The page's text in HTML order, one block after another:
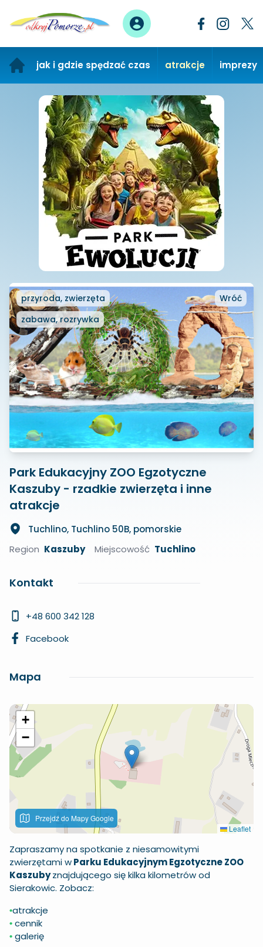
jak i gdzie spędzać czas atrakcje imprezy
przyroda, zwierzęta
zabawa, rozrywka
Wróć
Park Edukacyjny ZOO Egzotyczne
Kaszuby - rzadkie zwierzęta i inne
atrakcje
Tuchlino, Tuchlino 50B, pomorskie
Region Kaszuby Miejscowość Tuchlino
Kontakt
+48 600 342 128
Facebook
Mapa
+
−
Przejdź do Mapy Google
Leaflet
Zapraszamy na spotkanie z niesamowitymi
zwierzętami wParku Edukacyjnym Egzotyczne ZOO
Kaszubyznajdującego się kilka kilometrów od
Sierakowic. Zobacz:
•atrakcje
• cennik
• galerię